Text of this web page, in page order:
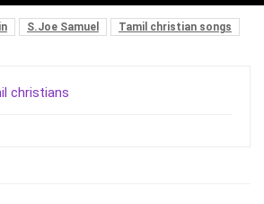
S.Joe Samuel Tamil christian songs
christians